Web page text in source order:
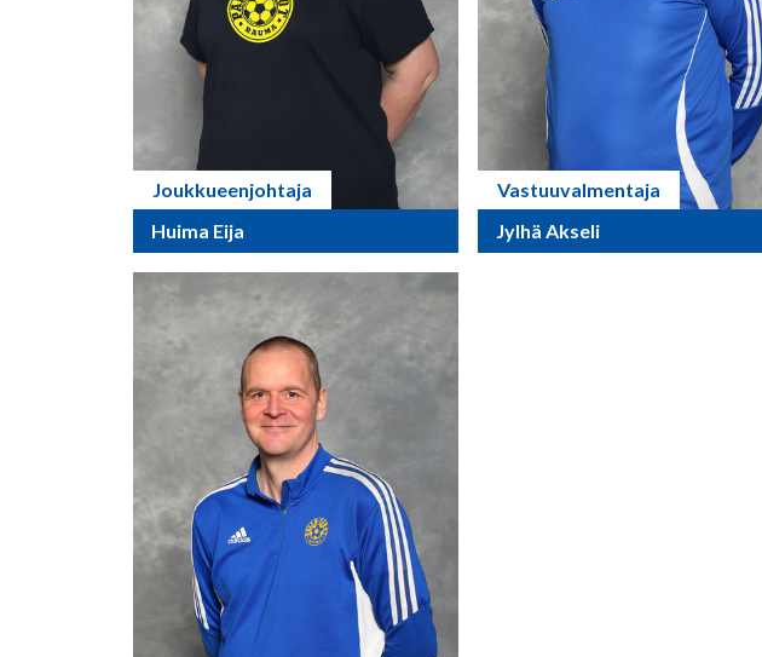
Joukkueenjohtaja
Huima Eija
Vastuuvalmentaja
Jylhä Akseli